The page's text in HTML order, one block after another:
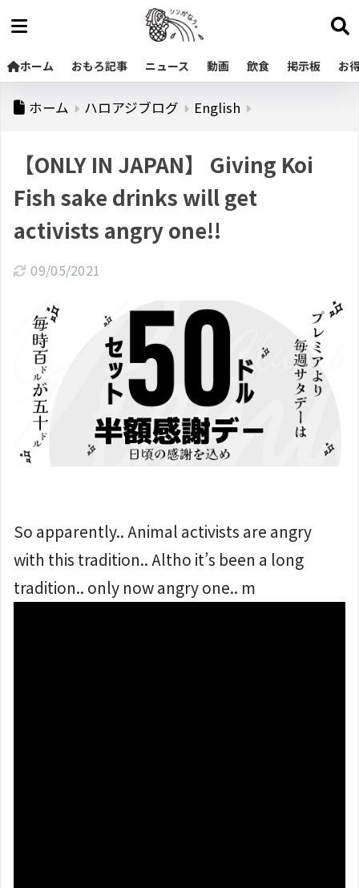
ホーム おもろ記事 ニュース 動画 飲食 掲示板 お
ホーム ハロアジブログ English
【ONLY IN JAPAN】 Giving Koi
Fish sake drinks will get
activists angry one!!
09/05/2021
So apparently.. Animal activists are angry
with this tradition.. Altho it’s been a long
tradition.. only now angry one.. m